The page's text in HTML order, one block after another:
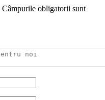
Câmpurile obligatorii sunt